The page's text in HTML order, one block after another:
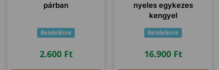
párban
Rendelésre
2.600 Ft
nyeles egykezes
kengyel
Rendelésre
16.900 Ft